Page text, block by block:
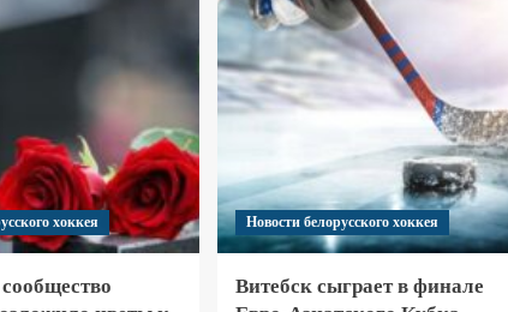
хоккея Новости белорусского хоккея
Витебск сыграет в финале